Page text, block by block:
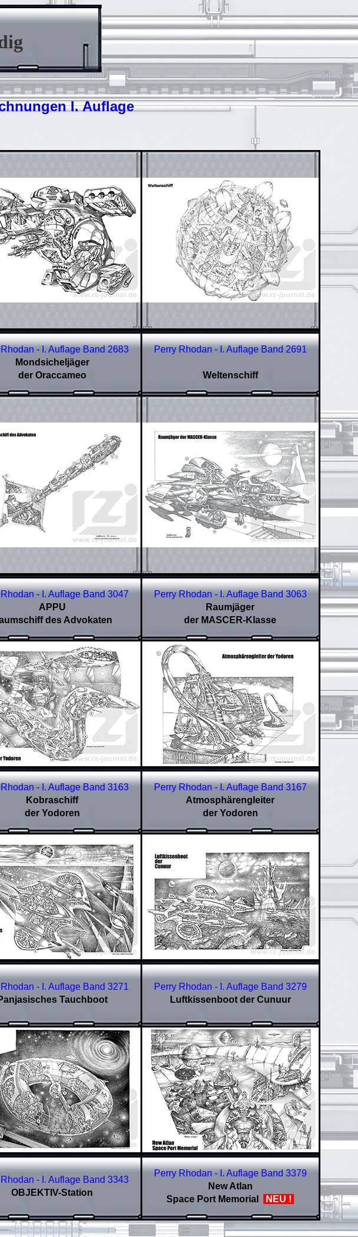
I. Auflage
- I. Auflage Band 2683
Mondsicheljäger
der Oraccameo
Perry Rhodan - I. Auflage Band 2691
Weltenschiff
- I. Auflage Band 3047
APPU
des Advokaten
Perry Rhodan - I. Auflage Band 3063
Raumjäger
der MASCER-Klasse
- I. Auflage Band 3163
Kobraschiff
der Yodoren
Perry Rhodan - I. Auflage Band 3167
Atmosphärengleiter
der Yodoren
- I. Auflage Band 3271
Tauchboot
Perry Rhodan - I. Auflage Band 3279
Luftkissenboot der Cunuur
- I. Auflage Band 3343
OBJEKTIV-Station
Perry Rhodan - I. Auflage Band 3379
New Atlan
Space Port Memorial
NEU !